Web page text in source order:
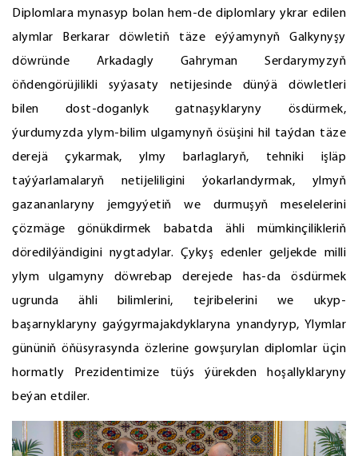
Diplomlara mynasyp bolan hem-de diplomlary ykrar edilen
alymlar Berkarar döwletiň täze eýýamynyň Galkynyşy
döwründe Arkadagly Gahryman Serdarymyzyň
öňdengörüjilikli syýasaty netijesinde dünýä döwletleri
bilen dost-doganlyk gatnaşyklaryny ösdürmek,
ýurdumyzda ylym-bilim ulgamynyň ösüşini hil taýdan täze
derejä çykarmak, ylmy barlaglaryň, tehniki işläp
taýýarlamalaryň netijeliligini ýokarlandyrmak, ylmyň
gazananlaryny jemgyýetiň we durmuşyň meselelerini
çözmäge gönükdirmek babatda ähli mümkinçilikleriň
döredilýändigini nygtadylar. Çykyş edenler geljekde milli
ylym ulgamyny döwrebap derejede has-da ösdürmek
ugrunda ähli bilimlerini, tejribelerini we ukyp-
başarnyklaryny gaýgyrmajakdyklaryna ynandyryp, Ylymlar
gününiň öňüsyrasynda özlerine gowşurylan diplomlar üçin
hormatly Prezidentimize tüýs ýürekden hoşallyklaryny
beýan etdiler.